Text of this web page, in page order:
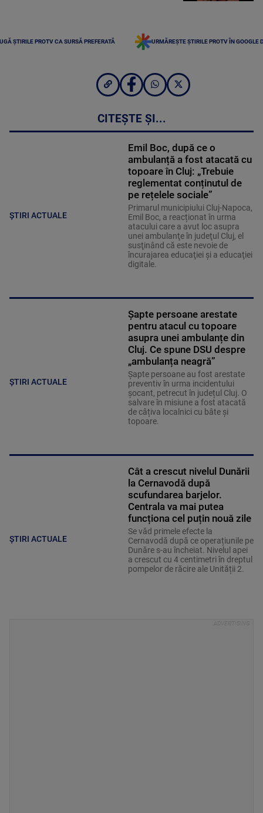
ȘTIRILE PROTV CA SURSĂ PREFERATĂ URMĂREȘTE ȘTIRILE PROTV ÎN GOOGLE
CITEȘTE ȘI...
ȘTIRI ACTUALE
Emil Boc, după ce o
ambulanță a fost atacată cu
topoare în Cluj: „Trebuie
reglementat conținutul de
pe rețelele sociale”
Primarul municipiului Cluj-Napoca,
Emil Boc, a reacționat în urma
atacului care a avut loc asupra
unei ambulanţe în judeţul Cluj, el
susţinând că este nevoie de
încurajarea educaţiei şi a educaţiei
digitale.
ȘTIRI ACTUALE
Șapte persoane arestate
pentru atacul cu topoare
asupra unei ambulanțe din
Cluj. Ce spune DSU despre
„ambulanța neagră”
Șapte persoane au fost arestate
preventiv în urma incidentului
șocant, petrecut în județul Cluj. O
salvare în misiune a fost atacată
de câțiva localnici cu bâte și
topoare.
ȘTIRI ACTUALE
Cât a crescut nivelul Dunării
la Cernavodă după
scufundarea barjelor.
Centrala va mai putea
funcționa cel puțin nouă zile
Se văd primele efecte la
Cernavodă după ce operațiunile pe
Dunăre s-au încheiat. Nivelul apei
a crescut cu 4 centimetri în dreptul
pompelor de răcire ale Unității 2.